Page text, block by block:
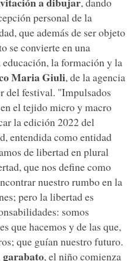
personal de la
que además de ser objeto
se convierte en una
la formación y la
Maria Giuli, de la agencia
del festival. "Impulsados
el tejido micro y macro
la edición 2022 del
entendida como entidad
de libertad en plural
que nos define como
nuestro rumbo en la
pero la libertad es
somos
que hacemos y de las que,
que guían nuestro futuro.
garabato, el niño comienza